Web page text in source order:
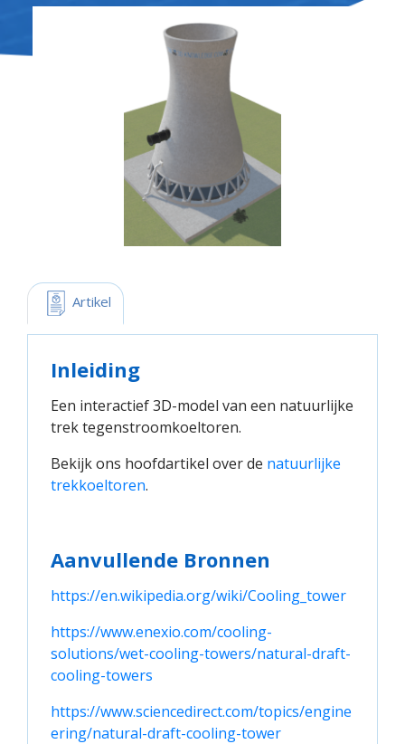
Artikel
Inleiding
Een interactief 3D-model van een natuurlijke
trek tegenstroomkoeltoren.
Bekijk ons hoofdartikel over de natuurlijke
trekkoeltoren.
Aanvullende Bronnen
https://en.wikipedia.org/wiki/Cooling_tower
https://www.enexio.com/cooling-
solutions/wet-cooling-towers/natural-draft-
cooling-towers
https://www.sciencedirect.com/topics/engine
ering/natural-draft-cooling-tower